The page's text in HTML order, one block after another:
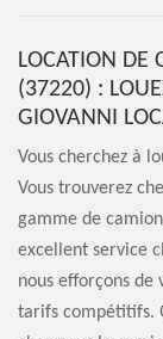
LOCATION DE
(37220) :
GIOVANNI
Vous cherchez à
Vous trouverez
gamme de
excellent service
nous efforçons de
tarifs compétitifs.